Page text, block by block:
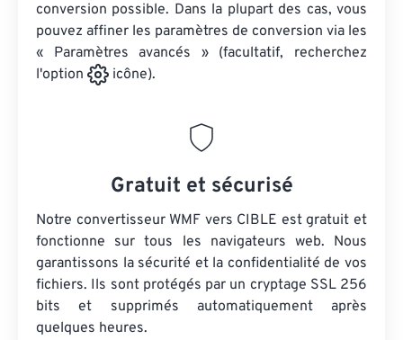
conversion possible. Dans la plupart des cas, vous
pouvez affiner les paramètres de conversion via les
« Paramètres avancés » (facultatif, recherchez
l'option
icône).
Gratuit et sécurisé
Notre convertisseur WMF vers CIBLE est gratuit et
fonctionne sur tous les navigateurs web. Nous
garantissons la sécurité et la confidentialité de vos
fichiers. Ils sont protégés par un cryptage SSL 256
bits et supprimés automatiquement après
quelques heures.